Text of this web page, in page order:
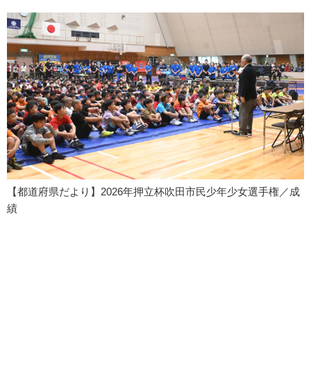
【都道府県だより】2026年押立杯吹田市民少年少女選手権／成
績